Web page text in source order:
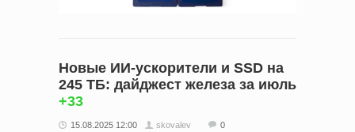
Новые ИИ-ускорители и SSD на
245 ТБ: дайджест железа за июль
+33
15.08.2025 12:00 skovalev 0